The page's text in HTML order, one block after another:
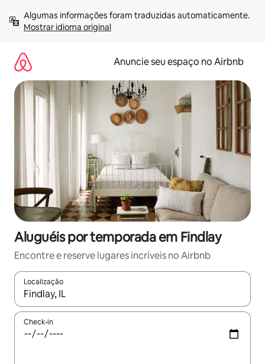
para
Mostrar idioma original
Anuncie seu espaço no Airbnb
Aluguéis por temporada em Findlay
Encontre e reserve lugares incríveis no Airbnb
Localização
Quando os resultados estiverem disponíveis, explore-os
Check-in